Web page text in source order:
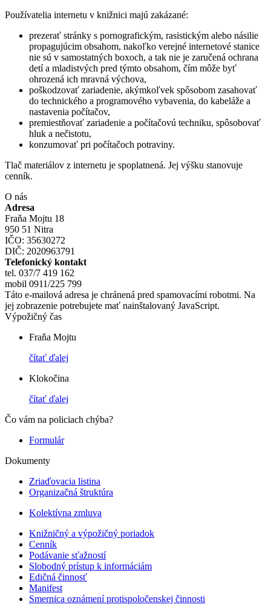
Používatelia internetu v knižnici majú zakázané:
prezerať stránky s pornografickým, rasistickým alebo násilie
propagujúcim obsahom, nakoľko verejné internetové stanice
nie sú v samostatných boxoch, a tak nie je zaručená ochrana
detí a mladistvých pred týmto obsahom, čím môže byť
ohrozená ich mravná výchova,
poškodzovať zariadenie, akýmkoľvek spôsobom zasahovať
do technického a programového vybavenia, do kabeláže a
nastavenia počítačov,
premiestňovať zariadenie a počítačovú techniku, spôsobovať
hluk a nečistotu,
konzumovať pri počítačoch potraviny.
Tlač materiálov z internetu je spoplatnená. Jej výšku stanovuje
cenník.
O nás
Adresa
Fraňa Mojtu 18
950 51 Nitra
IČO: 35630272
DIČ: 2020963791
Telefonický kontakt
tel. 037/7 419 162
mobil 0911/225 799
Táto e-mailová adresa je chránená pred spamovacími robotmi. Na
jej zobrazenie potrebujete mať nainštalovaný JavaScript.
Výpožičný čas
Fraňa Mojtu
čítať ďalej
Klokočina
čítať ďalej
Čo vám na policiach chýba?
Formulár
Dokumenty
Zriaďovacia listina
Organizačná štruktúra
Kolektívna zmluva
Knižničný a výpožičný poriadok
Cenník
Podávanie sťažností
Slobodný prístup k informáciám
Edičná činnosť
Manifest
Smernica oznámení protispoločenskej činnosti